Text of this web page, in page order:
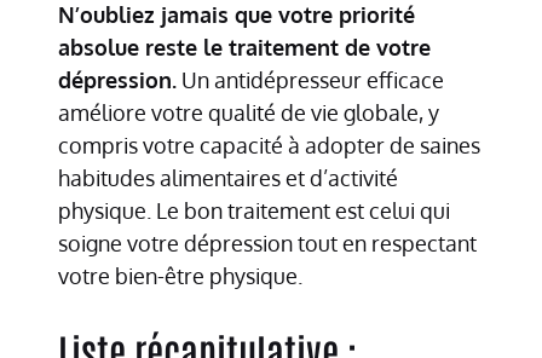
N’oubliez jamais que votre priorité
absolue reste le traitement de votre
dépression. Un antidépresseur efficace
améliore votre qualité de vie globale, y
compris votre capacité à adopter de saines
habitudes alimentaires et d’activité
physique. Le bon traitement est celui qui
soigne votre dépression tout en respectant
votre bien-être physique.